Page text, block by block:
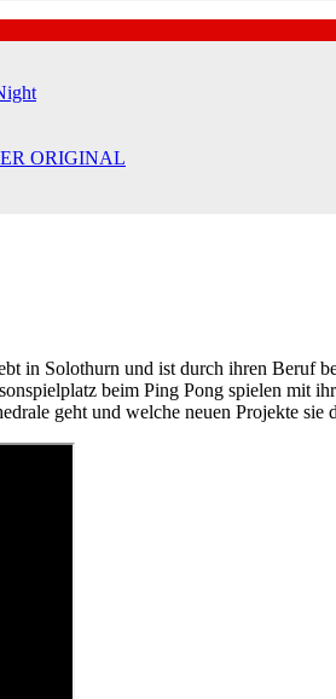
ORIGINAL
Solothurn und ist durch ihren Beruf
beim Ping Pong spielen mit
geht und welche neuen Projekte